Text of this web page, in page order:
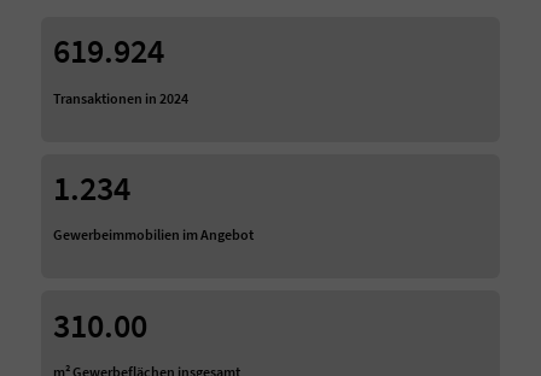
619.924
Transaktionen in 2024
1.234
Gewerbeimmobilien im Angebot
310.00
m² Gewerbeflächen insgesamt